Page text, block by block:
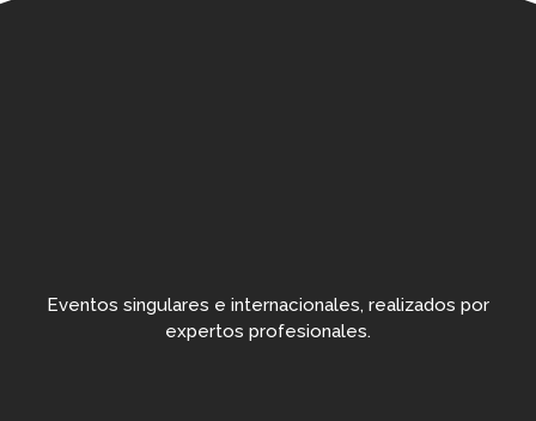
Eventos singulares e internacionales, realizados por
expertos profesionales.